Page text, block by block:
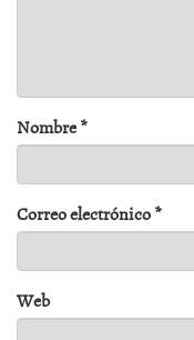
Nombre*
Correo electrónico*
Web